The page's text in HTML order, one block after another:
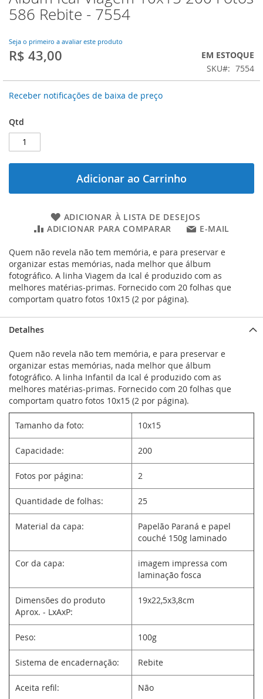
para
o
da
Galeria
586 Rebite - 7554
Seja o primeiro a avaliar este produto
R$ 43,00
EM ESTOQUE
SKU
7554
Receber notificações de baixa de preço
Qtd
Adicionar ao Carrinho
ADICIONAR À LISTA DE DESEJOS
ADICIONAR PARA COMPARAR
E-MAIL
Quem não revela não tem memória, e para preservar e
organizar estas memórias, nada melhor que álbum
fotográfico. A linha Viagem da Ical é produzido com as
melhores matérias-primas. Fornecido com 20 folhas que
comportam quatro fotos 10x15 (2 por página).
Detalhes
Quem não revela não tem memória, e para preservar e
organizar estas memórias, nada melhor que álbum
fotográfico. A linha Infantil da Ical é produzido com as
melhores matérias-primas. Fornecido com 20 folhas que
comportam quatro fotos 10x15 (2 por página).
Tamanho da foto: 10x15
Capacidade: 200
Fotos por página: 2
Quantidade de folhas: 25
Material da capa:
Papelão Paraná e papel
couché 150g laminado
Cor da capa:
imagem impressa com
laminação fosca
Dimensões do produto
Aprox. - LxAxP:
19x22,5x3,8cm
Peso: 100g
Sistema de encadernação: Rebite
Aceita refil: Não